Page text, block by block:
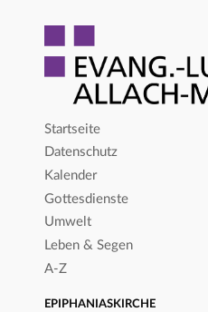
Startseite
Datenschutz
Kalender
Gottesdienste
Umwelt
Leben & Segen
A-Z
EPIPHANIASKIRCHE